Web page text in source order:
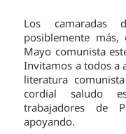
Los camaradas
posiblemente
Mayo comunista
Invitamos a todos a
literatura
cordial saludo
trabajadores de
apoyando.